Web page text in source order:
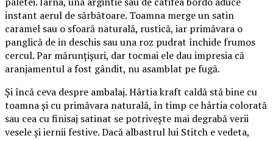
instant aerul de sărbătoare. Toamna merge un satin
caramel sau o sfoară naturală, rustică, iar primăvara o
panglică de in deschis sau una roz pudrat închide frumos
cercul. Par mărunțișuri, dar tocmai ele dau impresia că
aranjamentul a fost gândit, nu asamblat pe fugă.
Și încă ceva despre ambalaj. Hârtia kraft caldă stă bine cu
toamna și cu primăvara naturală, în timp ce hârtia colorată
sau cea cu finisaj satinat se potrivește mai degrabă verii
vesele și iernii festive. Dacă albastrul lui Stitch e vedeta,